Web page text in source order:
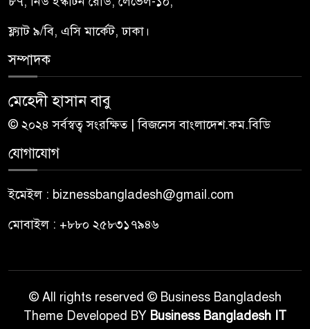
ফ্ল্যাট ৯/বি, এসি মার্কেট, ঢাকা।
সম্পাদক
মেহেদী হাসান বাবু
© ২০২৪ সর্বস্বত্ব সংরক্ষিত | বিজনেস বাংলাদেশ.কম.বিডি
যোগাযোগ
ইমেইল : biznessbangladesh@gmail.com
মোবাইল : +৮৮০ ২৫৮৩১৭৯৪৬
© All rights reserved © Business Bangladesh
Theme Developed BY Business Bangladesh IT